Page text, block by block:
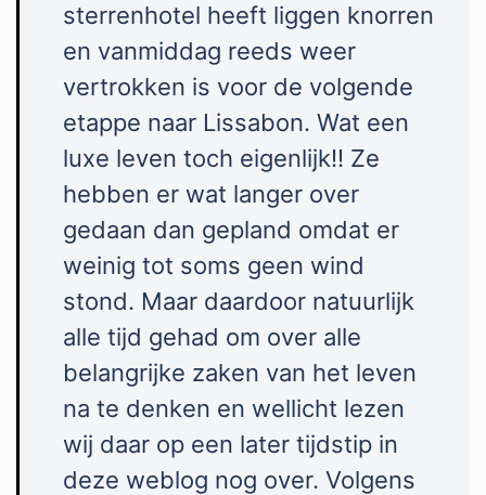
sterrenhotel heeft liggen knorren
en vanmiddag reeds weer
vertrokken is voor de volgende
etappe naar Lissabon. Wat een
luxe leven toch eigenlijk!! Ze
hebben er wat langer over
gedaan dan gepland omdat er
weinig tot soms geen wind
stond. Maar daardoor natuurlijk
alle tijd gehad om over alle
belangrijke zaken van het leven
na te denken en wellicht lezen
wij daar op een later tijdstip in
deze weblog nog over. Volgens